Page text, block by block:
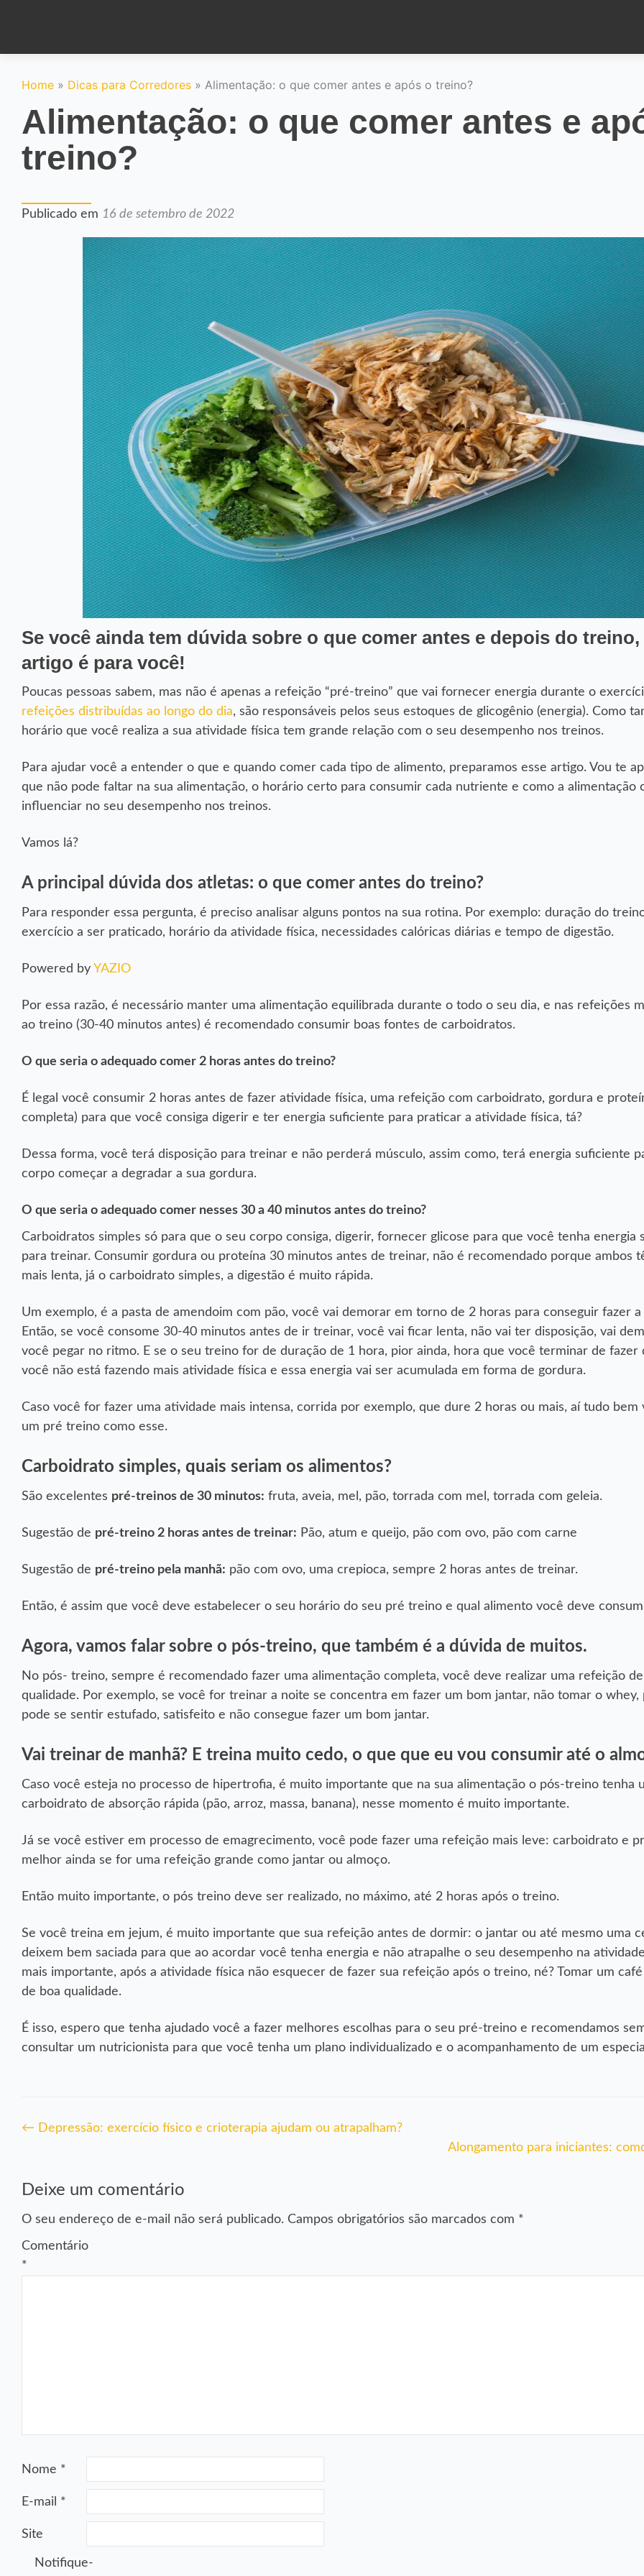
Home » Dicas para Corredores » Alimentação: o que comer antes e após o treino?
Alimentação: o que comer antes e
treino?
Publicado em 16 de setembro de 2022
Se você ainda tem dúvida sobre o que comer antes e depois do treino,
artigo é para você!
Poucas pessoas sabem, mas não é apenas a refeição “pré-treino” que vai fornecer energia durante o
refeições distribuídas ao longo do dia, são responsáveis pelos seus estoques de glicogênio (energia). Como
horário que você realiza a sua atividade física tem grande relação com o seu desempenho nos treinos.
Para ajudar você a entender o que e quando comer cada tipo de alimento, preparamos esse artigo. Vou te
que não pode faltar na sua alimentação, o horário certo para consumir cada nutriente e como a alimentação
influenciar no seu desempenho nos treinos.
Vamos lá?
A principal dúvida dos atletas: o que comer antes do treino?
Para responder essa pergunta, é preciso analisar alguns pontos na sua rotina. Por exemplo: duração do
exercício a ser praticado, horário da atividade física, necessidades calóricas diárias e tempo de digestão.
Powered by YAZIO
Por essa razão, é necessário manter uma alimentação equilibrada durante o todo o seu dia, e nas refeições
ao treino (30-40 minutos antes) é recomendado consumir boas fontes de carboidratos.
O que seria o adequado comer 2 horas antes do treino?
É legal você consumir 2 horas antes de fazer atividade física, uma refeição com carboidrato, gordura e
completa) para que você consiga digerir e ter energia suficiente para praticar a atividade física, tá?
Dessa forma, você terá disposição para treinar e não perderá músculo, assim como, terá energia suficiente
corpo começar a degradar a sua gordura.
O que seria o adequado comer nesses 30 a 40 minutos antes do treino?
Carboidratos simples só para que o seu corpo consiga, digerir, fornecer glicose para que você tenha energia
para treinar. Consumir gordura ou proteína 30 minutos antes de treinar, não é recomendado porque ambos
mais lenta, já o carboidrato simples, a digestão é muito rápida.
Um exemplo, é a pasta de amendoim com pão, você vai demorar em torno de 2 horas para conseguir fazer a
Então, se você consome 30-40 minutos antes de ir treinar, você vai ficar lenta, não vai ter disposição, vai
você pegar no ritmo. E se o seu treino for de duração de 1 hora, pior ainda, hora que você terminar de fazer
você não está fazendo mais atividade física e essa energia vai ser acumulada em forma de gordura.
Caso você for fazer uma atividade mais intensa, corrida por exemplo, que dure 2 horas ou mais, aí tudo bem
um pré treino como esse.
Carboidrato simples, quais seriam os alimentos?
São excelentes pré-treinos de 30 minutos: fruta, aveia, mel, pão, torrada com mel, torrada com geleia.
Sugestão de pré-treino 2 horas antes de treinar: Pão, atum e queijo, pão com ovo, pão com carne
Sugestão de pré-treino pela manhã: pão com ovo, uma crepioca, sempre 2 horas antes de treinar.
Então, é assim que você deve estabelecer o seu horário do seu pré treino e qual alimento você deve
Agora, vamos falar sobre o pós-treino, que também é a dúvida de muitos.
No pós- treino, sempre é recomendado fazer uma alimentação completa, você deve realizar uma refeição
qualidade. Por exemplo, se você for treinar a noite se concentra em fazer um bom jantar, não tomar o whey,
pode se sentir estufado, satisfeito e não consegue fazer um bom jantar.
Vai treinar de manhã? E treina muito cedo, o que que eu vou consumir até o
Caso você esteja no processo de hipertrofia, é muito importante que na sua alimentação o pós-treino tenha
carboidrato de absorção rápida (pão, arroz, massa, banana), nesse momento é muito importante.
Já se você estiver em processo de emagrecimento, você pode fazer uma refeição mais leve: carboidrato e
melhor ainda se for uma refeição grande como jantar ou almoço.
Então muito importante, o pós treino deve ser realizado, no máximo, até 2 horas após o treino.
Se você treina em jejum, é muito importante que sua refeição antes de dormir: o jantar ou até mesmo uma
deixem bem saciada para que ao acordar você tenha energia e não atrapalhe o seu desempenho na
mais importante, após a atividade física não esquecer de fazer sua refeição após o treino, né? Tomar um café
de boa qualidade.
É isso, espero que tenha ajudado você a fazer melhores escolhas para o seu pré-treino e recomendamos
consultar um nutricionista para que você tenha um plano individualizado e o acompanhamento de um
Navegação
Post
← Depressão: exercício físico e crioterapia ajudam ou atrapalham?
Alongamento para iniciantes:
Deixe um comentário
O seu endereço de e-mail não será publicado. Campos obrigatórios são marcados com *
Comentário
*
Nome *
E-mail *
Site
Notifique-